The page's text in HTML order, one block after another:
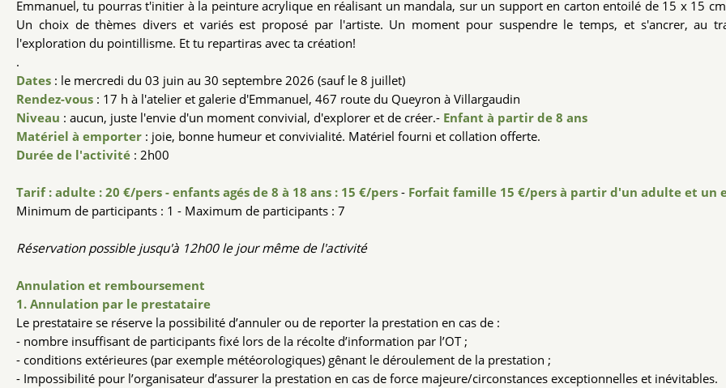
Emmanuel, tu pourras t'initier à la peinture acrylique en réalisant un mandala, sur un support en carton entoilé de 15 x 15
Un choix de thèmes divers et variés est proposé par l'artiste. Un moment pour suspendre le temps, et s'ancrer, au
l'exploration du pointillisme. Et tu repartiras avec ta création!
.
Dates : le mercredi du 03 juin au 30 septembre 2026 (sauf le 8 juillet)
Rendez-vous : 17 h à l'atelier et galerie d'Emmanuel, 467 route du Queyron à Villargaudin
Niveau : aucun, juste l'envie d'un moment convivial, d'explorer et de créer.- Enfant à partir de 8 ans
Matériel à emporter : joie, bonne humeur et convivialité. Matériel fourni et collation offerte.
Durée de l'activité : 2h00
Tarif : adulte : 20 €/pers - enfants agés de 8 à 18 ans : 15 €/pers- Forfait famille 15 €/pers à partir d'un adulte et un
Minimum de participants : 1 - Maximum de participants : 7
Réservation possible jusqu'à 12h00 le jour même de l'activité
Annulation et remboursement
1. Annulation par le prestataire
Le prestataire se réserve la possibilité d’annuler ou de reporter la prestation en cas de :
- nombre insuffisant de participants fixé lors de la récolte d’information par l’OT ;
- conditions extérieures (par exemple météorologiques) gênant le déroulement de la prestation ;
- Impossibilité pour l’organisateur d’assurer la prestation en cas de force majeure/circonstances exceptionnelles et inévitables.